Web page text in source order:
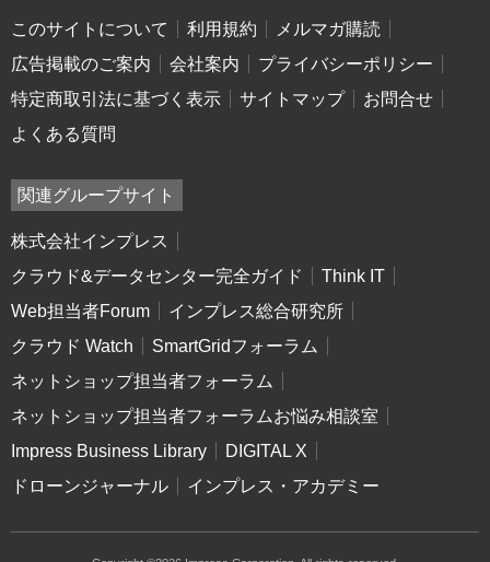
このサイトについて 利用規約
メルマガ購読
広告掲載のご案内
会社案内
プライバシーポリシー
特定商取引法に基づく表示
サイトマップ
お問合せ
よくある質問
関連グループサイト
株式会社インプレス
クラウド&データセンター完全ガイド
Think IT
Web担当者Forum
インプレス総合研究所
クラウド Watch
SmartGridフォーラム
ネットショップ担当者フォーラム
ネットショップ担当者フォーラムお悩み相談室
Impress Business Library
DIGITAL X
ドローンジャーナル
インプレス・アカデミー